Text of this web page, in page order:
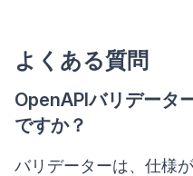
よくある質問
OpenAPIバリデータ
ですか？
バリデーターは、仕様